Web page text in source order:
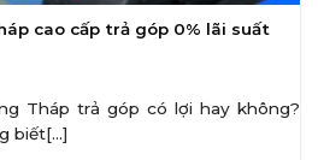
cao cấp trả góp 0% lãi suất
Tháp trả góp có lợi hay không?
biết[...]